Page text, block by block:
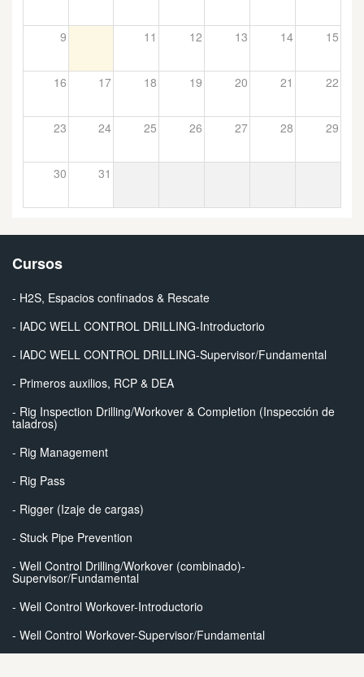
9 11 12 13 14 15
16 17 18 19 20 21 22
23 24 25 26 27 28 29
30 31
Cursos
- H2S, Espacios confinados & Rescate
- IADC WELL CONTROL DRILLING-Introductorio
- IADC WELL CONTROL DRILLING-Supervisor/Fundamental
- Primeros auxilios, RCP & DEA
- Rig Inspection Drilling/Workover & Completion (Inspección de
taladros)
- Rig Management
- Rig Pass
- Rigger (Izaje de cargas)
- Stuck Pipe Prevention
- Well Control Drilling/Workover (combinado)-
Supervisor/Fundamental
- Well Control Workover-Introductorio
- Well Control Workover-Supervisor/Fundamental